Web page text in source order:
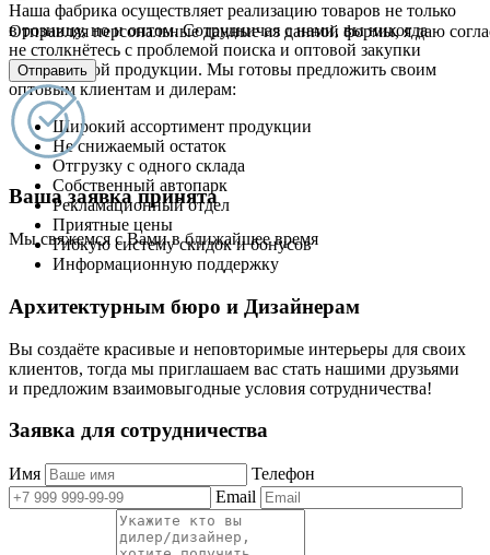
Отправляя персональные данные из данной формы, я даю
Отправить
Ваша заявка принята
Мы свяжемся с Вами в ближайшее время
Наша фабрика осуществляет реализацию товаров не только
в розницу, но и оптом. Сотрудничая с нами, вы никогда
не столкнётесь с проблемой поиска и оптовой закупки
качественной продукции. Мы готовы предложить своим
оптовым клиентам и дилерам:
Широкий ассортимент продукции
Не снижаемый остаток
Отгрузку с одного склада
Собственный автопарк
Рекламационный отдел
Приятные цены
Гибкую систему скидок и бонусов
Информационную поддержку
Архитектурным бюро и Дизайнерам
Вы создаёте красивые и неповторимые интерьеры для своих
клиентов, тогда мы приглашаем вас стать нашими друзьями
и предложим взаимовыгодные условия сотрудничества!
Заявка для сотрудничества
Имя
Телефон
Email